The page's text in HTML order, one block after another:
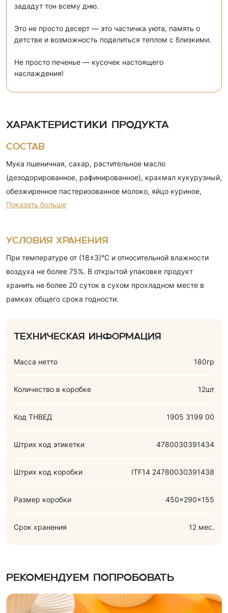
зададут тон всему дню.
Это не просто десерт — это частичка уюта, память о
детстве и возможность поделиться теплом с близкими.
Не просто печенье — кусочек настоящего
наслаждения!
Характеристики продукта
Состав
Мука пшеничная, сахар, растительное масло
(дезодорированное, рафинированное), крахмал кукурузный,
обезжиренное пастеризованное молоко, яйцо куриное,
витаминно-минеральный комплекс*, разрыхлители
пищевая, ароматизатор (ванилин). Продукт может
содержать следы сухого обезжиренного молока.
Показать больше
Условия хранения
При температуре от (18±3)°С и относительной влажности
воздуха не более 75%. В открытой упаковке продукт
хранить не более 20 суток в сухом прохладном месте в
рамках общего срока годности.
Техническая информация
Масса нетто 180гр
Количество в коробке 12шт
Код ТНВЕД 1905 3199 00
Штрих код этикетки 4780030391434
Штрих код коробки ITF14 24780030391438
Размер коробки 450x290x155
Срок хранения 12 мес.
Рекомендуем попробовать